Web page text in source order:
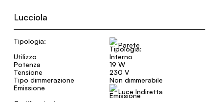
Lucciola
Tipologia:
Parete
Utilizzo
Interno
Potenza
19 W
Tensione
230 V
Tipo dimmerazione
Non dimmerabile
Emissione
Luce Indiretta